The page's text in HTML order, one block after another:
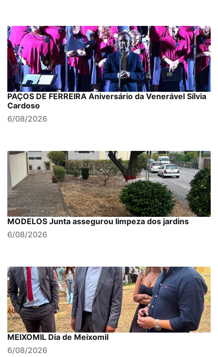
PAÇOS DE FERREIRA Aniversário da Venerável Sílvia
Cardoso
6/08/2026
MODELOS Junta assegurou limpeza dos jardins
6/08/2026
MEIXOMIL Dia de Meixomil
6/08/2026